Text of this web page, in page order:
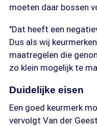
moeten daar bossen
"Dat heeft een
Dus als wij
maatregelen die
zo klein mogelijk te
Duidelijke eisen
Een goed keurmerk
vervolgt Van der